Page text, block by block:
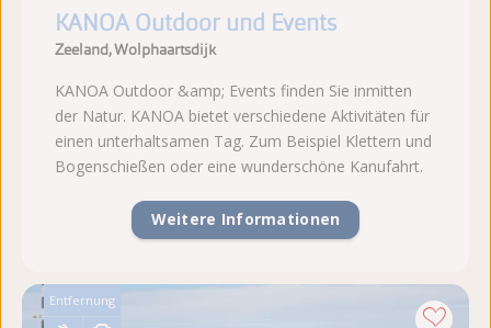
KANOA Outdoor und Events
Zeeland, Wolphaartsdijk
KANOA Outdoor &amp; Events finden Sie inmitten
der Natur. KANOA bietet verschiedene Aktivitäten für
einen unterhaltsamen Tag. Zum Beispiel Klettern und
Bogenschießen oder eine wunderschöne Kanufahrt.
Weitere Informationen
Entfernung